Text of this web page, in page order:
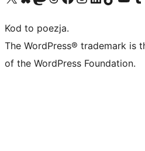
Kod to poezja.
The WordPress® trademark is
of the WordPress Foundation.